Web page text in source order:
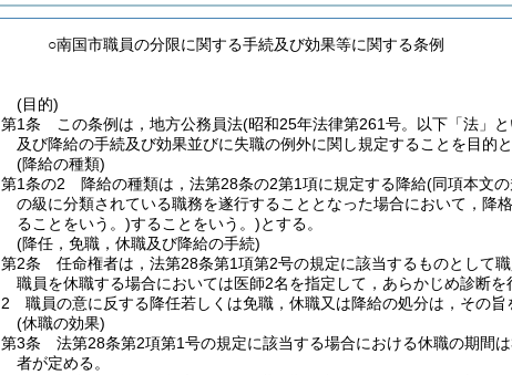
○南国市職員の分限に関する手続及び効果等に関する条例
(目的)
第1条
この条例は，地方公務員法(昭和25年法律第261号。以下「法」
及び降給の手続及び効果並びに失職の例外に関し規定することを目的と
(降給の種類)
第1条の2
降給の種類は，法第28条の2第1項に規定する降給(同項本文
の級に分類されている職務を遂行することとなった場合において，降格
ることをいう。)することをいう。)とする。
(降任，免職，休職及び降給の手続)
第2条
任命権者は，法第28条第1項第2号の規定に該当するものとして
職員を休職する場合においては医師2名を指定して，あらかじめ診断を
2
職員の意に反する降任若しくは免職，休職又は降給の処分は，その
(休職の効果)
第3条
法第28条第2項第1号の規定に該当する場合における休職の期間
者が定める。